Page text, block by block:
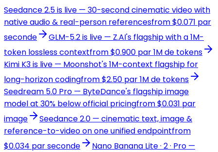
Seedance 2.5 is live — 30-second cinematic video with
native audio & real-person referencesfrom $0.071 par
seconde
GLM-5.2 is live — Z.AI's flagship with a 1M-
token lossless contextfrom $0.900 par 1M de tokens
Kimi K3 is live — Moonshot's 1M-context flagship for
long-horizon codingfrom $2.50 par 1M de tokens
Seedream 5.0 Pro — ByteDance's flagship image
model at 30% below official pricingfrom $0.031 par
image
Seedance 2.0 — cinematic text, image &
reference-to-video on one unified endpointfrom
$0.034 par seconde
Nano Banana Lite · 2 · Pro —